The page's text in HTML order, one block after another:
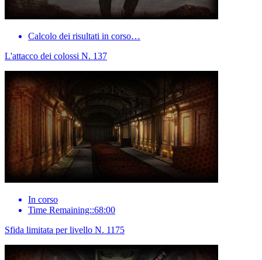
Calcolo dei risultati in corso…
L'attacco dei colossi N. 137
In corso
Time Remaining::68:00
Sfida limitata per livello N. 1175